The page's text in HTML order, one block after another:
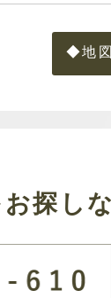
◆地
探し